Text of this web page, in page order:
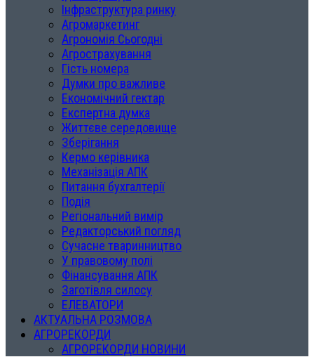
Інфраструктура ринку
Агромаркетинг
Агрономія Сьогодні
Агрострахування
Гість номера
Думки про важливе
Економічний гектар
Експертна думка
Життєве середовище
Зберігання
Кермо керівника
Механізація АПК
Питання бухгалтерії
Подія
Регіональний вимір
Редакторський погляд
Сучасне тваринництво
У правовому полі
Фінансування АПК
Заготівля силосу
ЕЛЕВАТОРИ
АКТУАЛЬНА РОЗМОВА
АГРОРЕКОРДИ
АГРОРЕКОРДИ НОВИНИ